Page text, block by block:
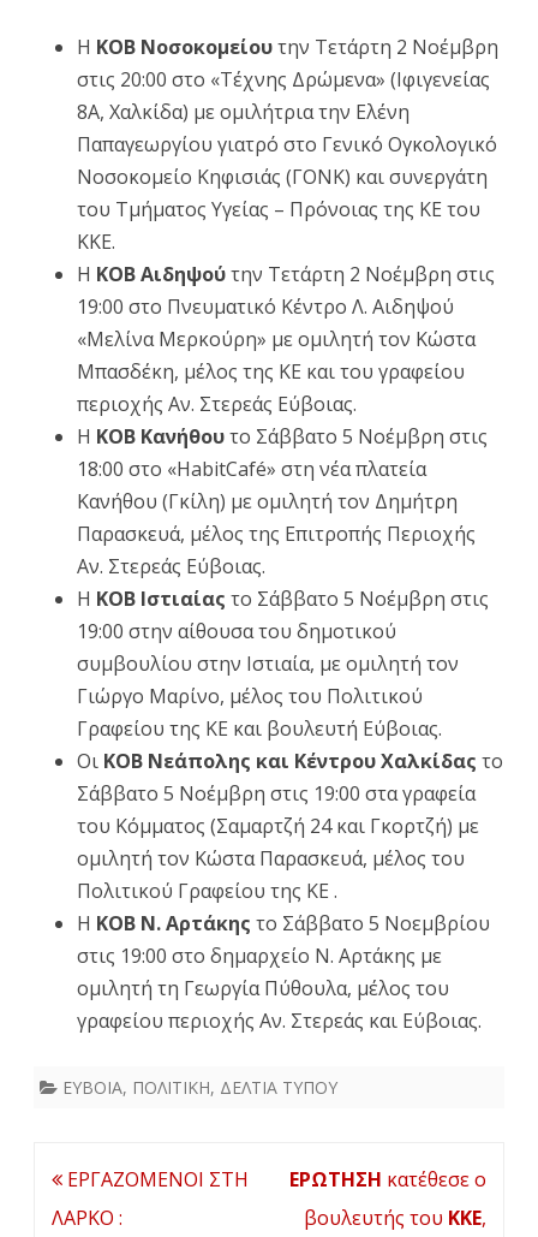
το
Η ΚΟΒ Νοσοκομείουτην Τετάρτη 2 Νοέμβρη
στις 20:00 στο «Τέχνης Δρώμενα» (Ιφιγενείας
8Α, Χαλκίδα) με ομιλήτρια την Ελένη
Παπαγεωργίου γιατρό στο Γενικό Ογκολογικό
Νοσοκομείο Κηφισιάς (ΓΟΝΚ) και συνεργάτη
του Τμήματος Υγείας – Πρόνοιας της ΚΕ του
ΚΚΕ.
Η ΚΟΒ Αιδηψούτην Τετάρτη 2 Νοέμβρη στις
19:00 στο Πνευματικό Κέντρο Λ. Αιδηψού
«Μελίνα Μερκούρη» με ομιλητή τον Κώστα
Μπασδέκη, μέλος της ΚΕ και του γραφείου
περιοχής Αν. Στερεάς Εύβοιας.
H KOB Κανήθουτο Σάββατο 5 Νοέμβρη στις
18:00 στο «HabitCafé» στη νέα πλατεία
Κανήθου (Γκίλη) με ομιλητή τον Δημήτρη
Παρασκευά, μέλος της Επιτροπής Περιοχής
Αν. Στερεάς Εύβοιας.
H KOB Ιστιαίας το Σάββατο 5 Νοέμβρη στις
19:00 στην αίθουσα του δημοτικού
συμβουλίου στην Ιστιαία, με ομιλητή τον
Γιώργο Μαρίνο, μέλος του Πολιτικού
Γραφείου της ΚΕ και βουλευτή Εύβοιας.
Οι ΚΟΒ Νεάπολης και Κέντρου Χαλκίδας το
Σάββατο 5 Νοέμβρη στις 19:00 στα γραφεία
του Κόμματος (Σαμαρτζή 24 και Γκορτζή) με
ομιλητή τον Κώστα Παρασκευά, μέλος του
Πολιτικού Γραφείου της ΚΕ .
Η ΚΟΒ Ν. Αρτάκης το Σάββατο 5 Νοεμβρίου
στις 19:00 στο δημαρχείο Ν. Αρτάκης με
ομιλητή τη Γεωργία Πύθουλα, μέλος του
γραφείου περιοχής Αν. Στερεάς και Εύβοιας.
ΕΥΒΟΙΑ, ΠΟΛΙΤΙΚΗ, ΔΕΛΤΙΑ ΤΥΠΟΥ
Πλοήγηση
άρθρων
ΕΡΓΑΖΟΜΕΝΟΙ ΣΤΗ
ΛΑΡΚΟ :
ΕΡΩΤΗΣΗ κατέθεσε ο
βουλευτής του ΚΚΕ,